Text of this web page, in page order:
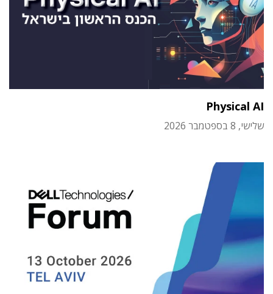
Physical AI
שלישי, 8 בספטמבר 2026